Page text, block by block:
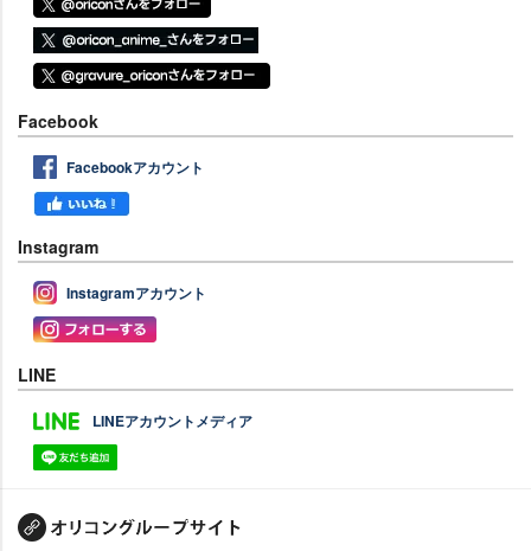
Facebook
Facebookアカウント
Instagram
Instagramアカウント
LINE
LINEアカウントメディア